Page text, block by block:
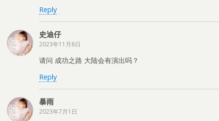
Reply
史迪仔
2023年11月8日
请问 成功之路 大陆会有演出吗？
Reply
暴雨
2023年7月1日